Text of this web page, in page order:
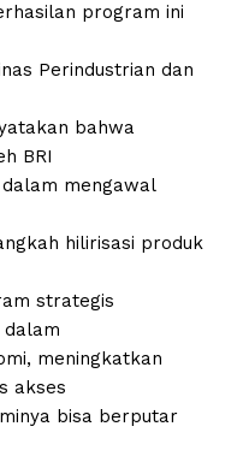
program ini
Perindustrian dan
bahwa
BRI
mengawal
hilirisasi produk
strategis
dalam
meningkatkan
akses
bisa berputar